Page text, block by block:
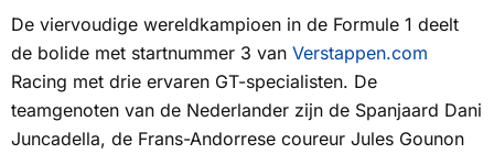
De viervoudige wereldkampioen in de Formule 1 deelt
de bolide met startnummer 3 van Verstappen.com
Racing met drie ervaren GT-specialisten. De
teamgenoten van de Nederlander zijn de Spanjaard Dani
Juncadella, de Frans-Andorrese coureur Jules Gounon